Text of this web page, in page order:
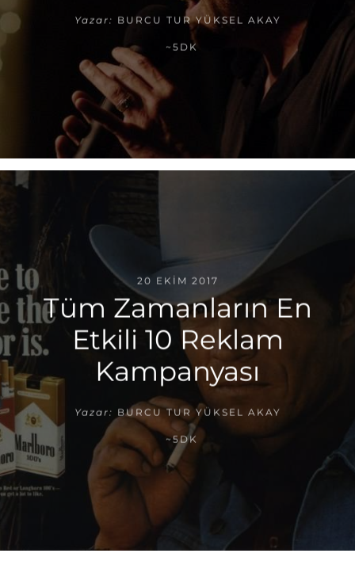
Yazar: BURCU TUR YÜKSEL AKAY
~5DK
20 EKIM 2017
Tüm Zamanların En
Etkili 10 Reklam
Kampanyası
Yazar: BURCU TUR YÜKSEL AKAY
~5DK